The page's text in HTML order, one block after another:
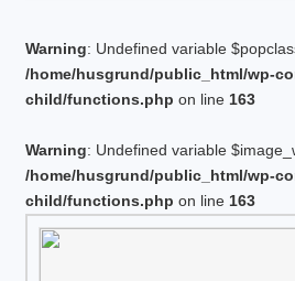
Warning: Undefined variable
/home/husgrund/public_html/wp-
child/functions.php on line 163
Warning: Undefined variable
/home/husgrund/public_html/wp-
child/functions.php on line 163